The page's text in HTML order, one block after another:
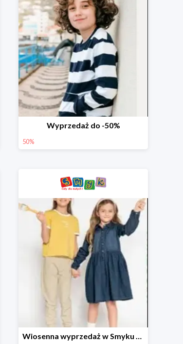
Wyprzedaż do -50%
50%
Wiosenna wyprzedaż w Smyku do -50%